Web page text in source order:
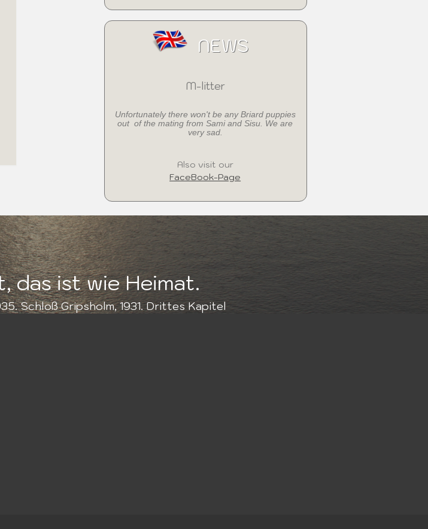
NEWS
M-litter
Unfortunately there won't be any Briard puppies
out of the mating from Sami and Sisu. We are
very sad.
Also visit our
FaceBook-Page
das ist wie Heimat.
Schloß Gripsholm, 1931. Drittes Kapitel